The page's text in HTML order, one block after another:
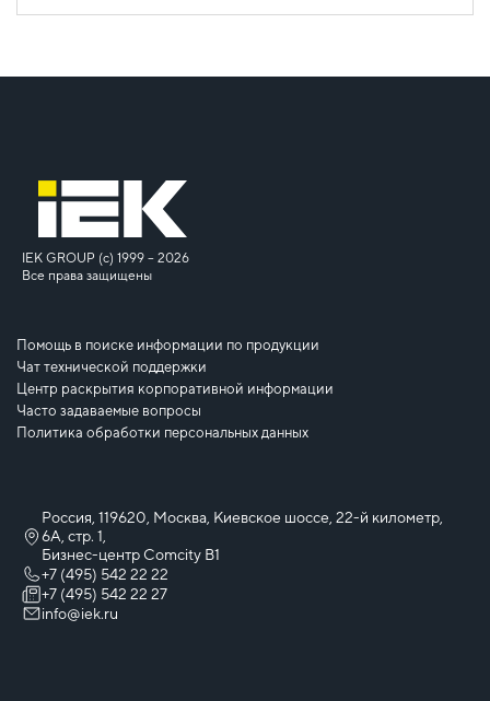
IEK GROUP (c) 1999 – 2026
Все права защищены
Помощь в поиске информации по продукции
Чат технической поддержки
Центр раскрытия корпоративной информации
Часто задаваемые вопросы
Политика обработки персональных данных
Россия, 119620, Москва, Киевское шоссе, 22-й километр,
6А, стр. 1,
Бизнес-центр Comcity B1
+7 (495) 542 22 22
+7 (495) 542 22 27
info@iek.ru